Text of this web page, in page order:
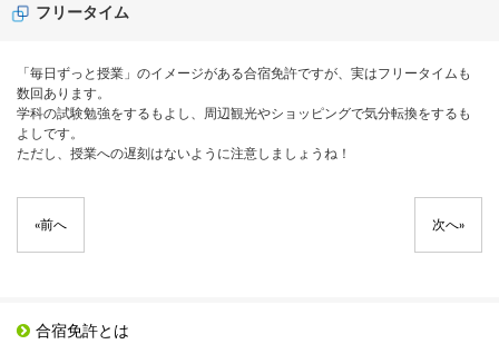
フリータイム
「毎日ずっと授業」のイメージがある合宿免許ですが、実はフリータイムも
数回あります。
学科の試験勉強をするもよし、周辺観光やショッピングで気分転換をするも
よしです。
ただし、授業への遅刻はないように注意しましょうね！
«前へ 次へ»
合宿免許とは